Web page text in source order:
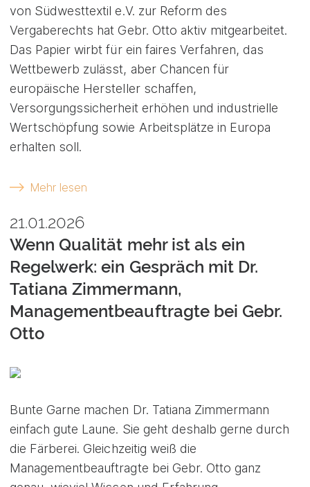
von Südwesttextil e.V. zur Reform des
Vergaberechts hat Gebr. Otto aktiv mitgearbeitet.
Das Papier wirbt für ein faires Verfahren, das
Wettbewerb zulässt, aber Chancen für
europäische Hersteller schaffen,
Versorgungssicherheit erhöhen und industrielle
Wertschöpfung sowie Arbeitsplätze in Europa
erhalten soll.
Mehr lesen
21.01.2026
Wenn Qualität mehr ist als ein
Regelwerk: ein Gespräch mit Dr.
Tatiana Zimmermann,
Managementbeauftragte bei Gebr.
Otto
Bunte Garne machen Dr. Tatiana Zimmermann
einfach gute Laune. Sie geht deshalb gerne durch
die Färberei. Gleichzeitig weiß die
Managementbeauftragte bei Gebr. Otto ganz